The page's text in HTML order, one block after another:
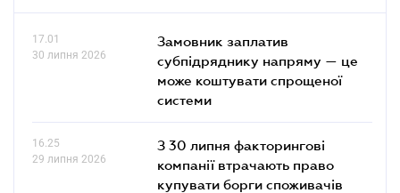
17.01
30 липня 2026
Замовник заплатив
субпідряднику напряму — це
може коштувати спрощеної
системи
16.25
29 липня 2026
З 30 липня факторингові
компанії втрачають право
купувати борги споживачів